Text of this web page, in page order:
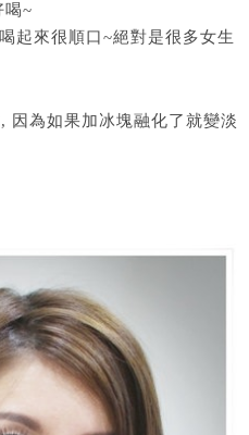
喝~
起來很順口~絕對是很多女生
因為如果加冰塊融化了就變淡